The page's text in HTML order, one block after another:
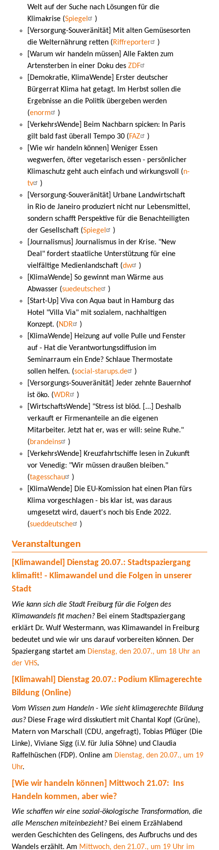
Welt auf der Suche nach Lösungen für die
Klimakrise (Spiegel
)
[Versorgung-Souveränität] Mit alten Gemüsesorten
die Welternährung retten (Riffreporter
)
[Warum wir handeln müssen] Alle Fakten zum
Artensterben in einer Doku des ZDF
[Demokratie, KlimaWende] Erster deutscher
Bürgerrat Klima hat getagt. Im Herbst sollen die
Ergebnisse an die Politik übergeben werden
(enorm
)
[VerkehrsWende] Beim Nachbarn spicken: In Paris
gilt bald fast überall Tempo 30 (FAZ
)
[Wie wir handeln können] Weniger Essen
wegwerfen, öfter vegetarisch essen - persönlicher
Klimaschutz geht auch einfach und wirkungsvoll (n-
tv
)
[Versorgung-Souveränität] Urbane Landwirtschaft
in Rio de Janeiro produziert nicht nur Lebensmittel,
sondern schafft Perspektive für die Benachteiligten
der Gesellschaft (Spiegel
)
[Journalismus] Journalismus in der Krise. "New
Deal" fordert staatliche Unterstützung für eine
vielfältige Medienlandschaft (dw
)
[KlimaWende] So gewinnt man Wärme aus
Abwasser (suedeutsche
)
[Start-Up] Viva con Aqua baut in Hamburg das
Hotel "Villa Via" mit sozialem, nachhaltigen
Konzept. (NDR
)
[KlimaWende] Heizung auf volle Pulle und Fenster
auf - Hat die Verantwortungsdiffusion im
Seminarraum ein Ende? Schlaue Thermostate
sollen helfen. (social-starups.de
)
[Versorgungs-Souveränität] Jeder zehnte Bauernhof
ist öko. (WDR
)
[WirtschaftsWende] "Stress ist blöd. [...] Deshalb
verkauft er Firmenanteile an die eigenen
Mitarbeiter. Jetzt hat er, was er will: seine Ruhe."
(brandeins
)
[VerkehrsWende] Kreuzfahrtschiffe lesen in Zukunft
vor Venedig: "Wir müssen draußen bleiben."
(tagesschau
)
[KlimaWende] Die EU-Komission hat einen Plan fürs
Klima vorgeschlagen - bis klar ist, was daraus
umgesetzt wird, dauert's noch bis Ende 2022.
(sueddeutsche )
Veranstaltungen
[Klimawandel] Dienstag 20.07.: Stadtspaziergang
klimafit! - Klimawandel und die Folgen in unserer
Stadt
Wie kann sich die Stadt Freiburg für die Folgen des
Klimawandels fit machen? Bei einem Stadtspaziergang
erklärt Dr. Wulf Westermann, was Klimawandel in Freiburg
bedeutet und wie wir uns darauf vorbereiten können. Der
Spaziergang startet am Dienstag, den 20.07., um 18 Uhr an
der VHS.
[Klimawahl] Dienstag 20.07.: Podium Klimagerechte
Bildung (Online)
Vom Wissen zum Handeln - Wie sieht klimagerechte Bildung
aus? Diese Frage wird disskutiert mit Chantal Kopf (Grüne),
Matern von Marschall (CDU, angefragt), Tobias Pflüger (Die
Linke), Viviane Sigg (i.V. für Julia Söhne) und Claudia
Raffelhüschen (FDP). Online am Dienstag, den 20.07., um 19
Uhr.
[Wie wir handeln können] Mittwoch 21.07: Ins
Handeln kommen, aber wie?
Wie schaffen wir eine sozial-ökologische Transformation, die
alle Menschen miteinbezieht? Bei einem Erzählabend
werden Geschichten des Gelingens, des Aufbruchs und des
Wandels erzählt. Am Mittwoch, den 21.07., um 19 Uhr im